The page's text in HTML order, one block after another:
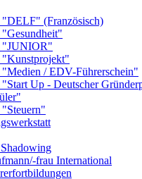
(Französisch)
"JUNIOR"
/ EDV-Führerschein"
Up - Deutscher
frau International